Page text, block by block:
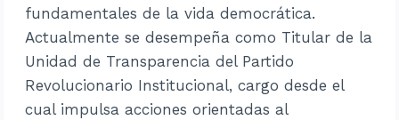
fundamentales de la vida democrática.
Actualmente se desempeña como Titular de la
Unidad de Transparencia del Partido
Revolucionario Institucional, cargo desde el
cual impulsa acciones orientadas al